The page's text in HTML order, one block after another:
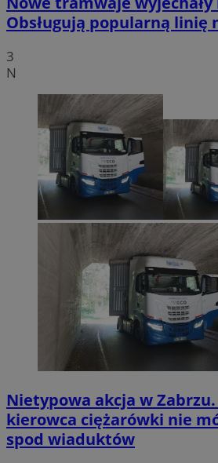
Obsługują popularną linię
3
N
Nietypowa akcja w
kierowca ciężarówki nie
spod wiaduktów